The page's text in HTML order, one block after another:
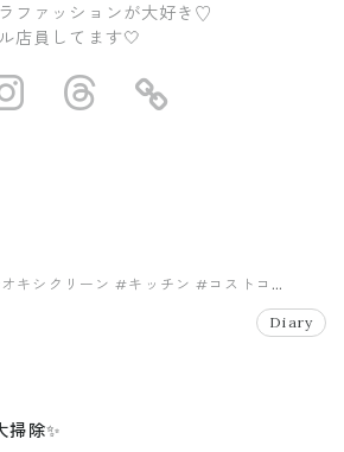
ファッションが大好き♡
店員してます🤍
https://https://
キシクリーン #キッチン #コストコ
Diary
掃除✨